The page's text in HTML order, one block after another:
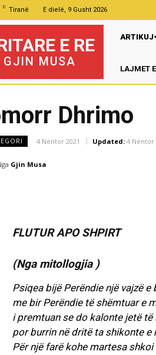
C Tiranë E dielë, 9 Gusht 2026
E RE
GJIN MUSA
ARTIKUJ
LAJMET
Dhrimo
4 Nëntor 2021 Updated: 4 Nëntor
Gjin Musa
FLUTUR APO SHPIRT
(Nga mitollogjia )
Psiqea bijë Perëndie një vajzë e
me bir Perëndie të shëmtuar e
i premtuan se do kalonte jetë të
por burrin në dritë ta shikonte e
Për një farë kohe martesa shkoi